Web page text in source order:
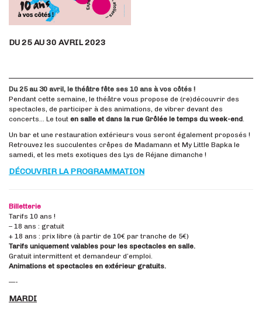
DU 25 AU 30 AVRIL 2023
Du 25 au 30 avril, le théâtre fête ses 10 ans à vos côtés !
Pendant cette semaine, le théâtre vous propose de (re)découvrir des
spectacles, de participer à des animations, de vibrer devant des
concerts… Le tout en salle et dans la rue Grôlée le temps du week-end
Un bar et une restauration extérieurs vous seront également proposés !
Retrouvez les succulentes crêpes de Madamann et My Little Bapka le
samedi, et les mets exotiques des Lys de Réjane dimanche !
DÉCOUVRIR LA PROGRAMMATION
Billetterie
Tarifs 10 ans !
– 18 ans : gratuit
+ 18 ans : prix libre (à partir de 10€ par tranche de 5€)
Tarifs uniquement valables pour les spectacles en salle.
Gratuit intermittent et demandeur d’emploi.
Animations et spectacles en extérieur gratuits.
—-
MARDI